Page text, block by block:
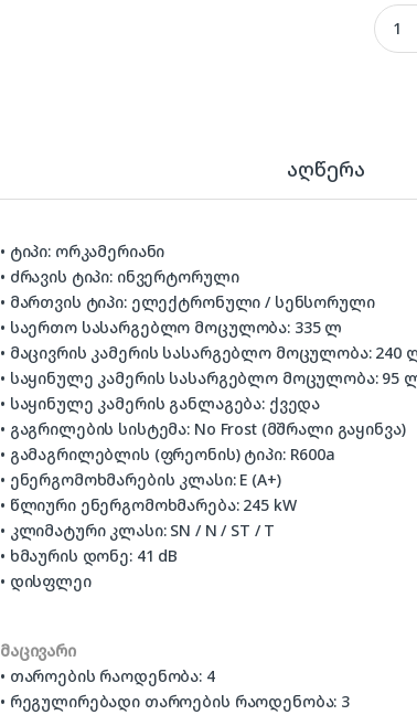
აღწერა
• ტიპი: ორკამერიანი
• ძრავის ტიპი: ინვერტორული
• მართვის ტიპი: ელექტრონული / სენსორული
• საერთო სასარგებლო მოცულობა: 335 ლ
• მაცივრის კამერის სასარგებლო მოცულობა: 240
• საყინულე კამერის სასარგებლო მოცულობა: 95
• საყინულე კამერის განლაგება: ქვედა
• გაგრილების სისტემა: No Frost (მშრალი გაყინვა)
• გამაგრილებლის (ფრეონის) ტიპი: R600a
• ენერგომოხმარების კლასი: E (A+)
• წლიური ენერგომოხმარება: 245 kW
• კლიმატური კლასი: SN / N / ST / T
• ხმაურის დონე: 41 dB
• დისფლეი
მაცივარი
• თაროების რაოდენობა: 4
• რეგულირებადი თაროების რაოდენობა: 3